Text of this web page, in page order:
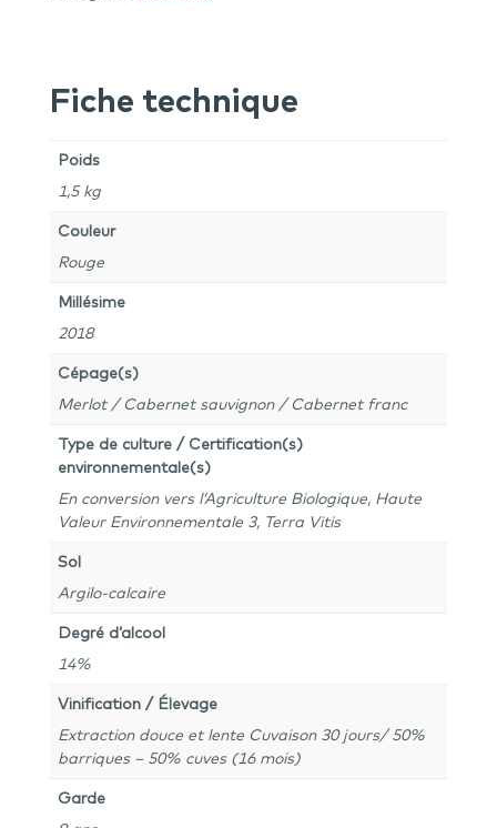
de
Bordeaux
Fiche technique
Poids
1,5 kg
Couleur
Rouge
Millésime
2018
Cépage(s)
Merlot / Cabernet sauvignon / Cabernet franc
Type de culture / Certification(s)
environnementale(s)
En conversion vers l’Agriculture Biologique, Haute
Valeur Environnementale 3, Terra Vitis
Sol
Argilo-calcaire
Degré d’alcool
14%
Vinification / Élevage
Extraction douce et lente Cuvaison 30 jours/ 50%
barriques – 50% cuves (16 mois)
Garde